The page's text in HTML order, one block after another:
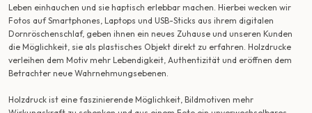
Leben einhauchen und sie haptisch erlebbar machen. Hierbei wecken wir
Fotos auf Smartphones, Laptops und USB-Sticks aus ihrem digitalen
Dornröschenschlaf, geben ihnen ein neues Zuhause und unseren Kunden
die Möglichkeit, sie als plastisches Objekt direkt zu erfahren. Holzdrucke
verleihen dem Motiv mehr Lebendigkeit, Authentizität und eröffnen dem
Betrachter neue Wahrnehmungsebenen.
Holzdruck ist eine faszinierende Möglichkeit, Bildmotiven mehr